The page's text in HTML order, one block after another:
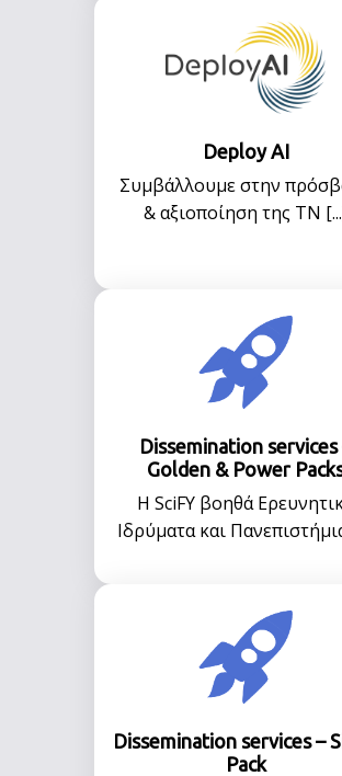
Deploy AI
Συμβάλλουμε στην
& αξιοποίηση της ΤΝ
Dissemination services
Golden & Power
Η SciFY βοηθά
Ιδρύματα και
Dissemination services –
Pack